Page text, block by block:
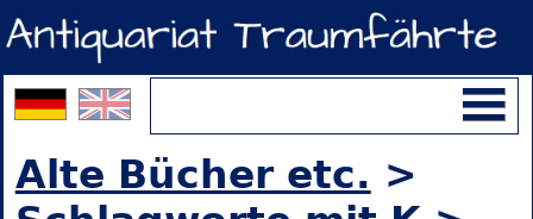
Alte Bücher etc. >